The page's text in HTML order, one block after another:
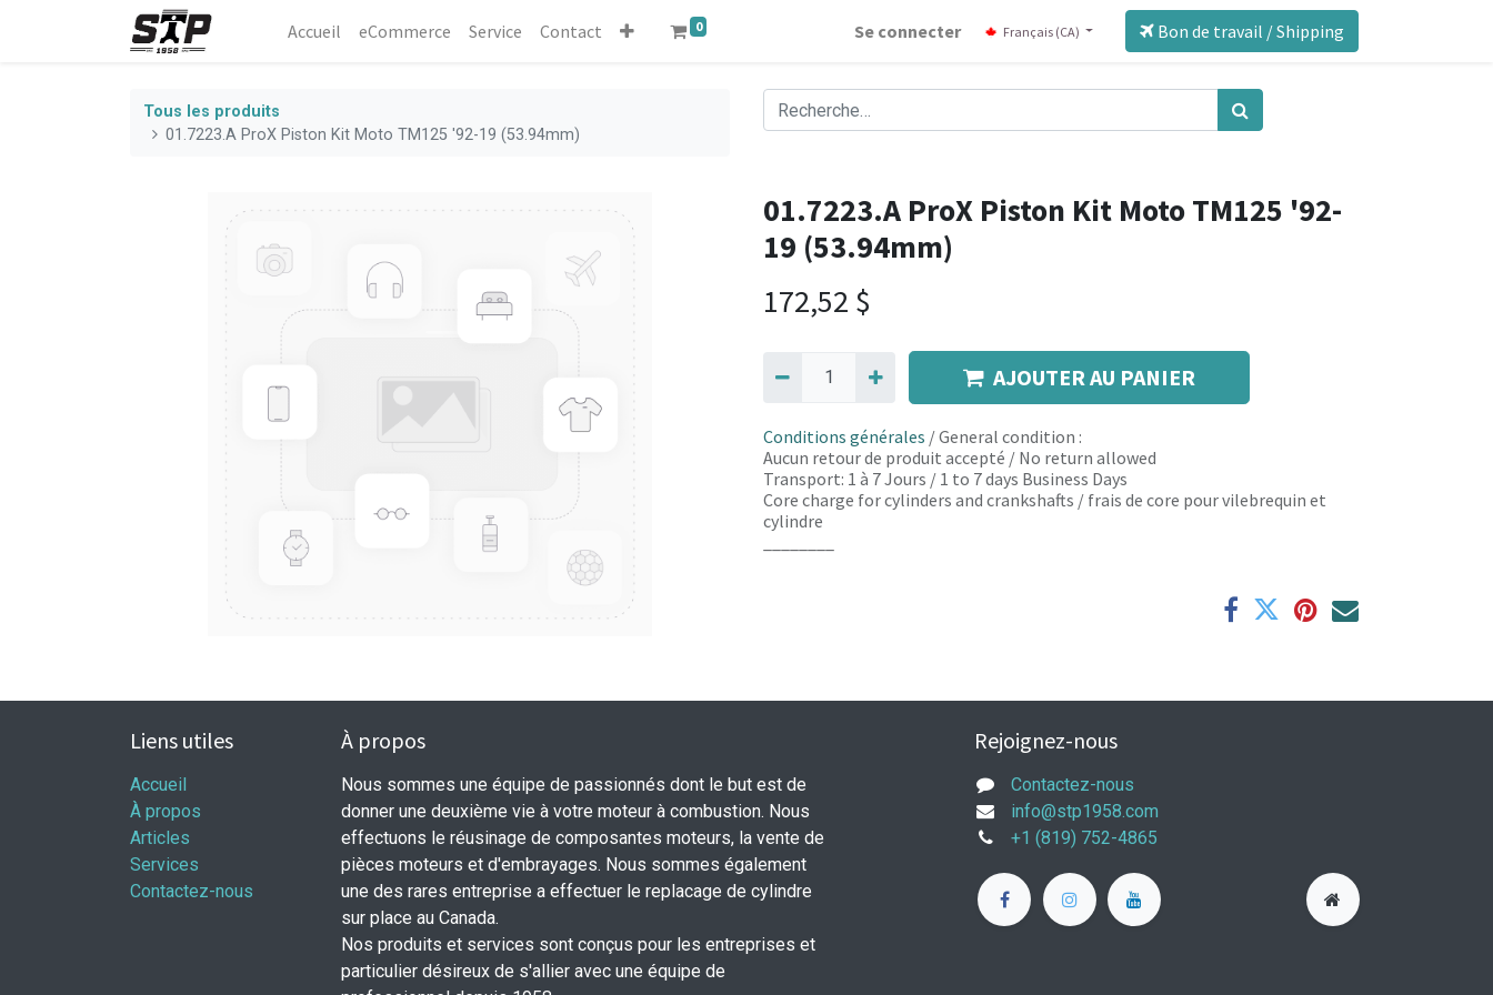
Accueil eCommerce​ Service Contact 0 Se connecter Français (CA) Bon de travail / Shipping
Tous les produits
01.7223.A ProX Piston Kit Moto TM125 '92-19 (53.94mm)
01.7223.A ProX Piston Kit Moto TM125 '92-
19 (53.94mm)
172,52 $
AJOUTER AU PANIER
Conditions générales / General condition :
Aucun retour de produit accepté / No return allowed
Transport: 1 à 7 Jours / 1 to 7 days Business Days
Core charge for cylinders and crankshafts / frais de core pour vilebrequin et
cylindre
Liens utiles
Accueil
À propos
Articles
Services
Contactez-nous
À propos
Nous sommes une équipe de passionnés dont le but est de
donner une deuxième vie à votre moteur à combustion. Nous
effectuons le réusinage de composantes moteurs, la vente de
pièces moteurs et d'embrayages. Nous sommes également
une des rares entreprise a effectuer le replacage de cylindre
sur place au Canada.
Nos produits et services sont conçus pour les entreprises et
particulier désireux de s'allier avec une équipe de
Rejoignez-nous
Contactez-nous
info@stp1958.com
+1 (819) 752-4865